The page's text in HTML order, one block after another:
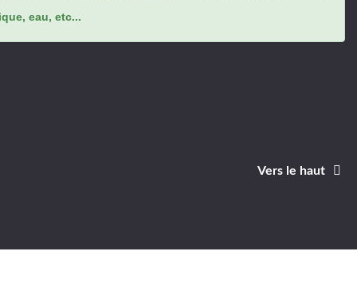
eau, etc...
Vers le haut